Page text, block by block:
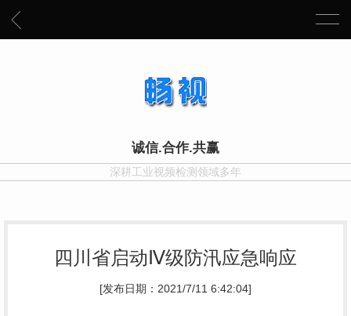
诚信.合作.共赢
深耕工业视频检测领域多年
四川省启动Ⅳ级防汛应急响应
[发布日期：2021/7/11 6:42:04]